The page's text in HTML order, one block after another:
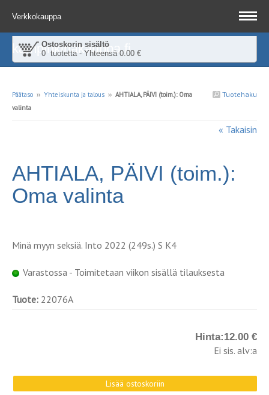
Verkkokauppa
Ostoskorin sisältö
0 tuotetta - Yhteensä 0.00 €
kampinkirjakauppa.fi
Tuotehaku
Päätaso ›› Yhteiskunta ja talous ›› AHTIALA, PÄIVI (toim.): Oma
valinta
« Takaisin
AHTIALA, PÄIVI (toim.):
Oma valinta
Minä myyn seksiä. Into 2022 (249s.) S K4
Varastossa - Toimitetaan viikon sisällä tilauksesta
Tuote: 22076A
Hinta:12.00 €
Ei sis. alv:a